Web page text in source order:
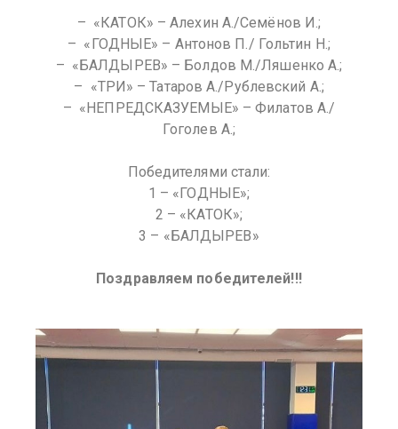
– ⁠ «КАТОК» – Алехин А./Семёнов И.;
– ⁠ «ГОДНЫЕ» – Антонов П./ Гольтин Н.;
– ⁠ «БАЛДЫРЕВ» – Болдов М./Ляшенко А.;
– ⁠ «ТРИ» – Татаров А./Рублевский А.;
– ⁠ «НЕПРЕДСКАЗУЕМЫЕ» – Филатов А./
Гоголев А.;
Победителями стали:
1 – «ГОДНЫЕ»;
2 – «КАТОК»;
3 – «БАЛДЫРЕВ»
Поздравляем победителей!!!